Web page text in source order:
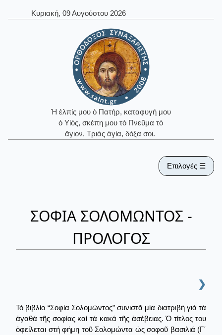
Κυριακή, 09 Αυγούστου 2026
Ἡ ἐλπίς μου ὁ Πατήρ, καταφυγή μου
ὁ Υἱός, σκέπη μου τὸ Πνεῦμα τὸ
ἅγιον, Τριὰς ἁγία, δόξα σοι.
Επιλογές ☰
ΣΟΦΙΑ ΣΟΛΟΜΩΝΤΟΣ -
ΠΡΟΛΟΓΟΣ
❯
Τό βιβλίο “Σοφία Σολομώντος” συνιστᾶ μία διατριβή γιά τά
ἀγαθά τῆς σοφίας καί τά κακά τῆς ἀσέβειας. Ὁ τίτλος του
ὀφείλεται στή φήμη τοῦ Σολομώντα ὡς σοφοῦ βασιλιά (Γ΄